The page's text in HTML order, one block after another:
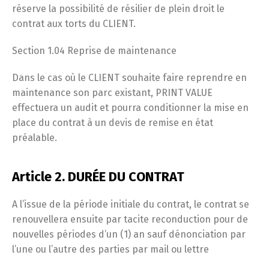
réserve la possibilité de résilier de plein droit le
contrat aux torts du CLIENT.
Section 1.04 Reprise de maintenance
Dans le cas où le CLIENT souhaite faire reprendre en
maintenance son parc existant, PRINT VALUE
effectuera un audit et pourra conditionner la mise en
place du contrat à un devis de remise en état
préalable.
Article 2. DURÉE DU CONTRAT
A l’issue de la période initiale du contrat, le contrat se
renouvellera ensuite par tacite reconduction pour de
nouvelles périodes d’un (1) an sauf dénonciation par
l’une ou l’autre des parties par mail ou lettre